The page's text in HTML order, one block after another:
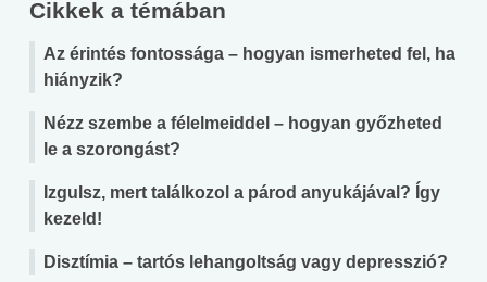
Cikkek a témában
Az érintés fontossága – hogyan ismerheted fel, ha
hiányzik?
Nézz szembe a félelmeiddel – hogyan győzheted
le a szorongást?
Izgulsz, mert találkozol a párod anyukájával? Így
kezeld!
Disztímia – tartós lehangoltság vagy depresszió?